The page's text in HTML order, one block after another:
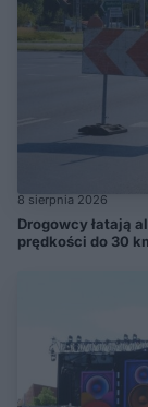
8 sierpnia 2026
Drogowcy łatają
prędkości do 30